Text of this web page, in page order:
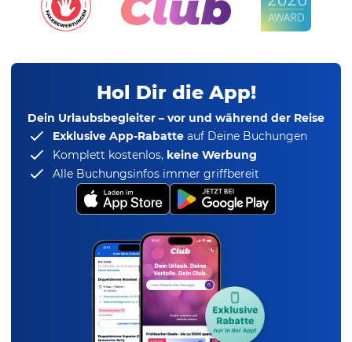
Hol Dir die App!
Dein Urlaubsbegleiter – vor und während der Reise
Exklusive App-Rabatte auf Deine Buchungen
Komplett kostenlos, keine Werbung
Alle Buchungsinfos immer griffbereit